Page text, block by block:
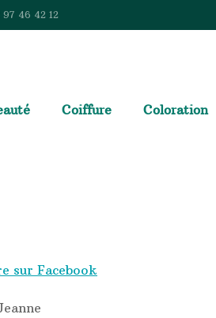
97 46 42 12
Coiffure Coloration
sur Facebook